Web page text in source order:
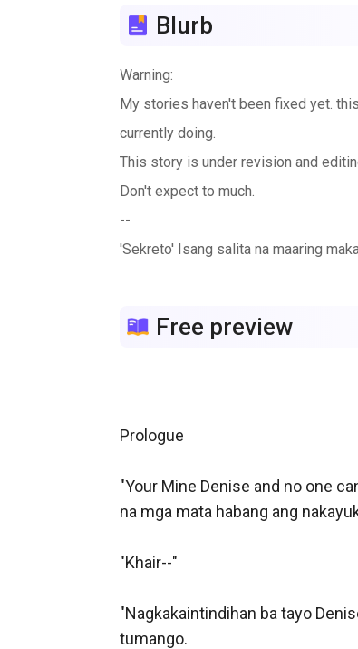
Blurb
Warning:
My stories haven't been fixed yet.
currently doing.
This story is under revision and
Don't expect to much.
--
'Sekreto' Isang salita na maaring
Free preview
Prologue
"Your Mine Denise and no one
na mga mata habang ang
"Khair--"
"Nagkakaintindihan ba tayo
tumango.